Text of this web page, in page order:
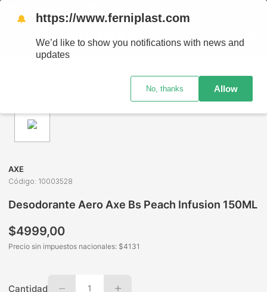
AXE
Código: 10003528
Desodorante Aero Axe Bs Peach Infusion 150ML
$4999,00
Precio sin impuestos nacionales: $4131
Cantidad 1
🔔 https://www.ferniplast.com
We’d like to show you notifications with news and
updates
No, thanks Allow